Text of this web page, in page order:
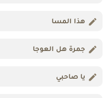
هذا المسا
جمرة هل العوجا
يا صاحبي